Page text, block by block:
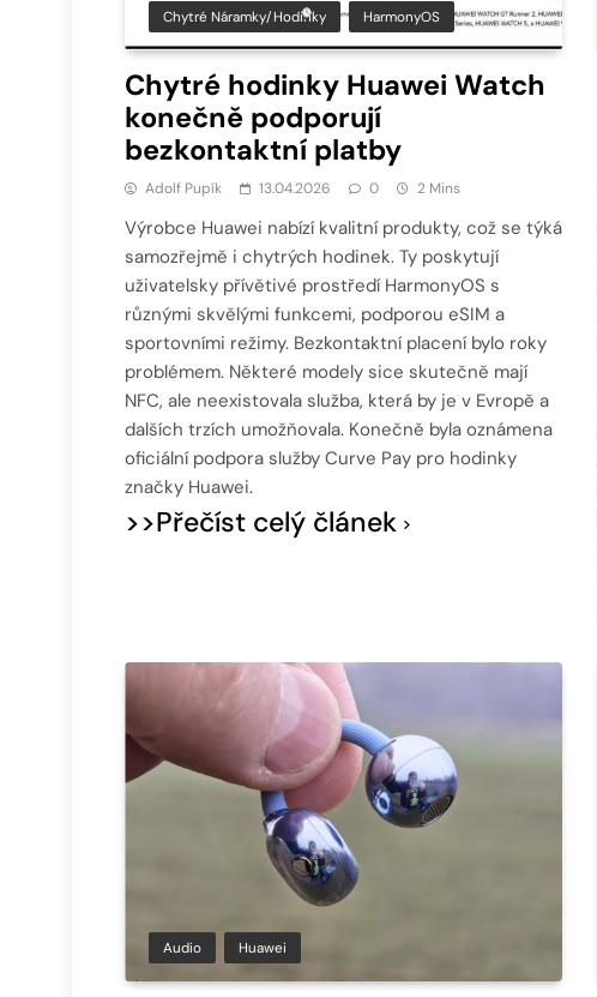
Chytré Náramky/hodinky HarmonyOS
Chytré hodinky Huawei Watch
konečně podporují
bezkontaktní platby
Adolf Pupík 13.04.2026 0 2 Mins
Výrobce Huawei nabízí kvalitní produkty, což se týká
samozřejmě i chytrých hodinek. Ty poskytují
uživatelsky přívětivé prostředí HarmonyOS s
různými skvělými funkcemi, podporou eSIM a
sportovními režimy. Bezkontaktní placení bylo roky
problémem. Některé modely sice skutečně mají
NFC, ale neexistovala služba, která by je v Evropě a
dalších trzích umožňovala. Konečně byla oznámena
oficiální podpora služby Curve Pay pro hodinky
značky Huawei.
>>Přečíst celý článek
Audio Huawei